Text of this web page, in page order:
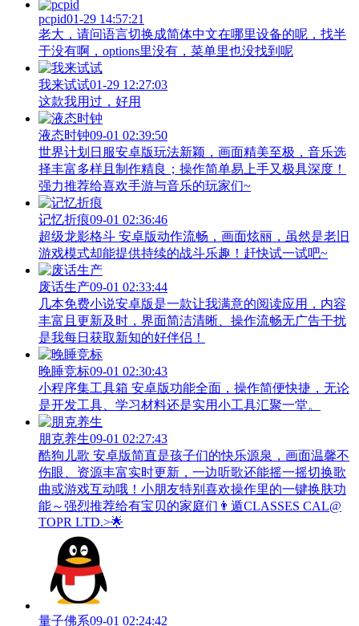
pcpid01-29 14:57:21
老大，请问语言切换成简体中文在哪里设备的呢，找半
于没有啊，options里没有，菜单里也没找到呢
我来试试01-29 12:27:03
这款我用过，好用
液态时钟09-01 02:39:50
世界计划日服安卓版玩法新颖，画面精美至极，音乐选
择丰富多样且制作精良；操作简单易上手又极具深度！
强力推荐给喜欢手游与音乐的玩家们~
记忆折痕09-01 02:36:46
超级龙影格斗 安卓版动作流畅，画面炫丽，虽然是老旧
游戏模式却能提供持续的战斗乐趣！赶快试一试吧~
废话生产09-01 02:33:44
几本免费小说安卓版是一款让我满意的阅读应用，内容
丰富且更新及时，界面简洁清晰、操作流畅无广告干扰
是我每日获取新知的好伴侣！
晚睡竞标09-01 02:30:43
小程序集工具箱 安卓版功能全面，操作简便快捷，无论
是开发工具、学习材料还是实用小工具汇聚一堂。
朋克养生09-01 02:27:43
酷狗儿歌 安卓版简直是孩子们的快乐源泉，画面温馨不
伤眼、资源丰富实时更新，一边听歌还能摇一摇切换歌
曲或游戏互动哦！小朋友特别喜欢操作里的一键换肤功
能～强烈推荐给有宝贝的家庭们👨‍遁️CLASSES CAL@
TOPR LTD.>🌟
量子佛系09-01 02:24:42